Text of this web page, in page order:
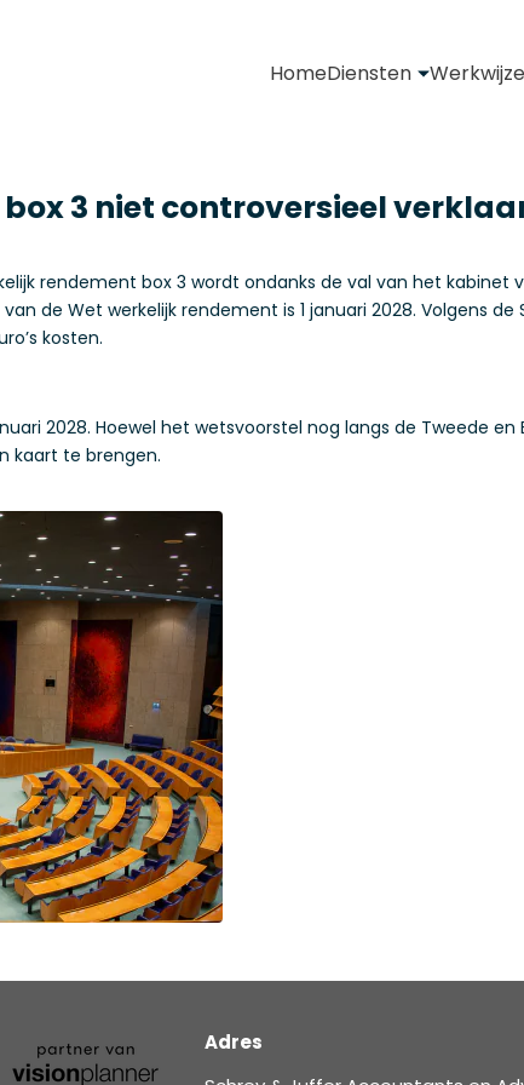
HomeDiensten Werkwijze
3 niet controversieel
rendement box 3 wordt ondanks de val van het kabinet
de Wet werkelijk rendement is 1 januari 2028. Volgens
kosten.
2028. Hoewel het wetsvoorstel nog langs de Tweede
kaart te brengen.
Adres